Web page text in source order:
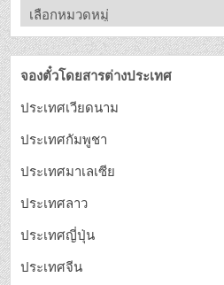
จองตั๋วโดยสารต่างประเทศ
ประเทศเวียดนาม
ประเทศกัมพูชา
ประเทศมาเลเซีย
ประเทศลาว
ประเทศญี่ปุ่น
ประเทศจีน